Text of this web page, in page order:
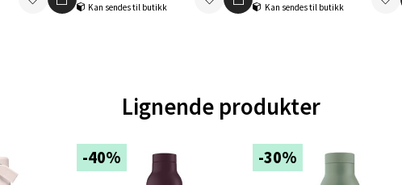
Kan sendes til butikk
Kan sendes til butikk
Lignende produkter
-40% -30%
Bergen - Oasen Senter
Oppdal - Aunasenteret